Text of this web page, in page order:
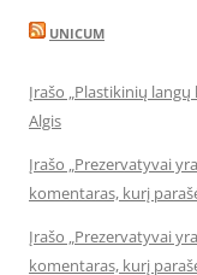
UNICUM
Įrašo „Plastikinių
Algis
Įrašo „Prezervatyvai
komentaras, kurį
Įrašo „Prezervatyvai
komentaras, kurį